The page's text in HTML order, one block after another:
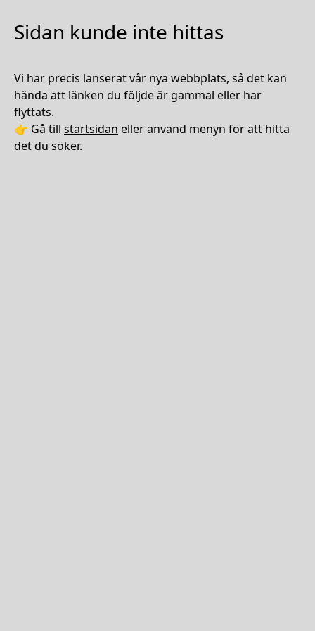
Sidan kunde inte hittas
Vi har precis lanserat vår nya webbplats, så det kan
hända att länken du följde är gammal eller har
flyttats.
👉 Gå till startsidan eller använd menyn för att hitta
det du söker.